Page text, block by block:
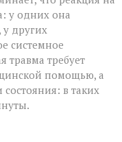
у одних она
у других
системное
травма требует
помощью, а
в таких